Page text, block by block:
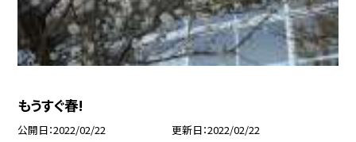
もうすぐ春!
公開日 2022/02/22 更新日 2022/02/22